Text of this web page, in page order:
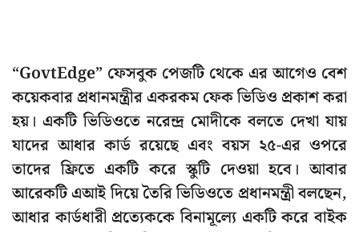
“GovtEdge” ফেসবুক পেজটি থেকে এর আগেও বেশ
কয়েকবার প্রধানমন্ত্রীর একরকম ফেক ভিডিও প্রকাশ করা
হয়। একটি ভিডিওতে নরেন্দ্র মোদীকে বলতে দেখা যায়
যাদের আধার কার্ড রয়েছে এবং বয়স ২৫-এর ওপরে
তাদের ফ্রিতে একটি করে স্কুটি দেওয়া হবে। আবার
আরেকটি এআই দিয়ে তৈরি ভিডিওতে প্রধানমন্ত্রী বলছেন,
আধার কার্ডধারী প্রত্যেককে বিনামূল্যে একটি করে বাইক